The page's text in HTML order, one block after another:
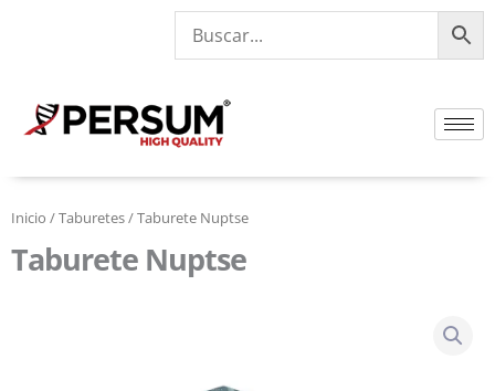
Inicio /Taburetes/ Taburete Nuptse
Taburete Nuptse